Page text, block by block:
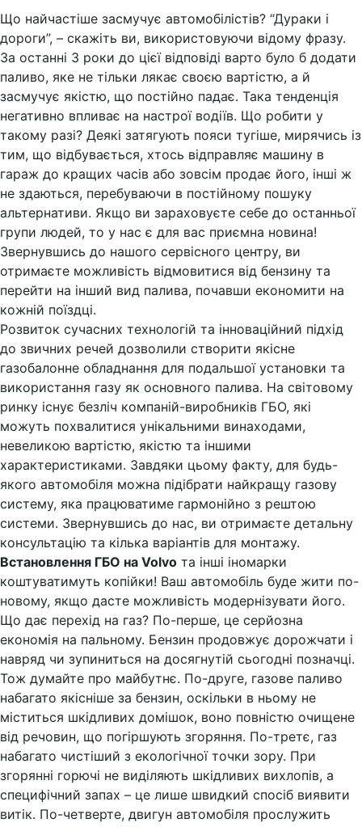
Що найчастіше засмучує автомобілістів? “Дураки і
дороги”, – скажіть ви, використовуючи відому фразу.
За останні 3 роки до цієї відповіді варто було б додати
паливо, яке не тільки лякає своєю вартістю, а й
засмучує якістю, що постійно падає. Така тенденція
негативно впливає на настрої водіїв. Що робити у
такому разі? Деякі затягують пояси тугіше, мирячись із
тим, що відбувається, хтось відправляє машину в
гараж до кращих часів або зовсім продає його, інші ж
не здаються, перебуваючи в постійному пошуку
альтернативи. Якщо ви зараховуєте себе до останньої
групи людей, то у нас є для вас приємна новина!
Звернувшись до нашого сервісного центру, ви
отримаєте можливість відмовитися від бензину та
перейти на інший вид палива, почавши економити на
кожній поїздці.
Розвиток сучасних технологій та інноваційний підхід
до звичних речей дозволили створити якісне
газобалонне обладнання для подальшої установки та
використання газу як основного палива. На світовому
ринку існує безліч компаній-виробників ГБО, які
можуть похвалитися унікальними винаходами,
невеликою вартістю, якістю та іншими
характеристиками. Завдяки цьому факту, для будь-
якого автомобіля можна підібрати найкращу газову
систему, яка працюватиме гармонійно з рештою
системи. Звернувшись до нас, ви отримаєте детальну
консультацію та кілька варіантів для монтажу.
Встановлення ГБО на Volvo та інші іномарки
коштуватимуть копійки! Ваш автомобіль буде жити по-
новому, якщо дасте можливість модернізувати його.
Що дає перехід на газ? По-перше, це серйозна
економія на пальному. Бензин продовжує дорожчати і
навряд чи зупиниться на досягнутій сьогодні позначці.
Тож думайте про майбутнє. По-друге, газове паливо
набагато якісніше за бензин, оскільки в ньому не
міститься шкідливих домішок, воно повністю очищене
від речовин, що погіршують згоряння. По-третє, газ
набагато чистіший з екологічної точки зору. При
згорянні горючі не виділяють шкідливих вихлопів, а
специфічний запах – це лише швидкий спосіб виявити
витік. По-четверте, двигун автомобіля прослужить